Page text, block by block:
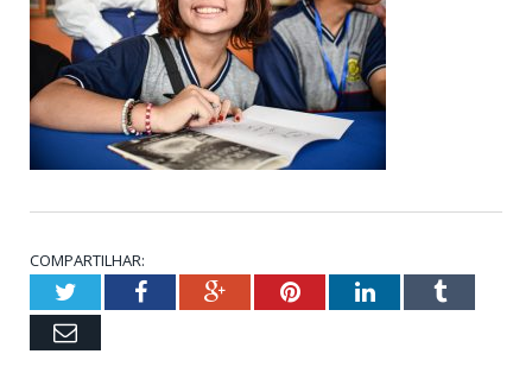
COMPARTILHAR:
TwitterFacebookGoogle+PinterestLinkedInTumblr
Email